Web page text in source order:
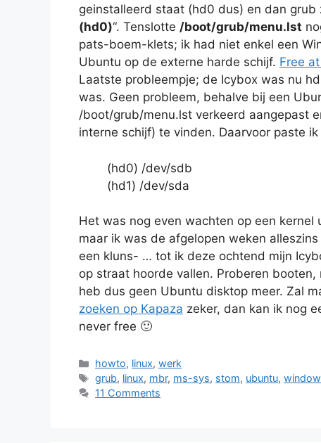
geinstalleerd staat (hd0 dus) en dan grub
(hd0)“. Tenslotte /boot/grub/menu.lst
pats-boem-klets; ik had niet enkel een
Ubuntu op de externe harde schijf. Free
Laatste probleempje; de Icybox was nu
was. Geen probleem, behalve bij een
/boot/grub/menu.lst verkeerd aangepast
interne schijf) te vinden. Daarvoor paste ik
(hd0) /dev/sdb
(hd1) /dev/sda
Het was nog even wachten op een
maar ik was de afgelopen weken
een kluns- … tot ik deze ochtend mijn
op straat hoorde vallen. Proberen
heb dus geen Ubuntu disktop meer. Zal
zoeken op Kapaza zeker, dan kan ik nog
never free 🙂
Categories
howto, linux,werk
Tags
grub, linux, mbr, ms-sys, stom, ubuntu,
11 Comments